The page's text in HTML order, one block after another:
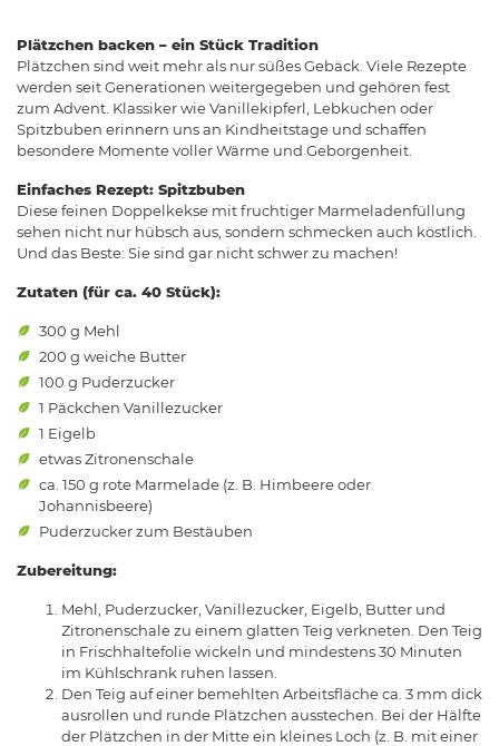
Plätzchen backen – ein Stück Tradition
Plätzchen sind weit mehr als nur süßes Gebäck. Viele Rezepte
werden seit Generationen weitergegeben und gehören fest
zum Advent. Klassiker wie Vanillekipferl, Lebkuchen oder
Spitzbuben erinnern uns an Kindheitstage und schaffen
besondere Momente voller Wärme und Geborgenheit.
Einfaches Rezept: Spitzbuben
Diese feinen Doppelkekse mit fruchtiger Marmeladenfüllung
sehen nicht nur hübsch aus, sondern schmecken auch köstlich.
Und das Beste: Sie sind gar nicht schwer zu machen!
Zutaten (für ca. 40 Stück):
300 g Mehl
200 g weiche Butter
100 g Puderzucker
1 Päckchen Vanillezucker
1 Eigelb
etwas Zitronenschale
ca. 150 g rote Marmelade (z. B. Himbeere oder
Johannisbeere)
Puderzucker zum Bestäuben
Zubereitung:
Mehl, Puderzucker, Vanillezucker, Eigelb, Butter und
Zitronenschale zu einem glatten Teig verkneten. Den Teig
in Frischhaltefolie wickeln und mindestens 30 Minuten
im Kühlschrank ruhen lassen.
Den Teig auf einer bemehlten Arbeitsfläche ca. 3 mm dick
ausrollen und runde Plätzchen ausstechen. Bei der Hälfte
der Plätzchen in der Mitte ein kleines Loch (z. B. mit einer